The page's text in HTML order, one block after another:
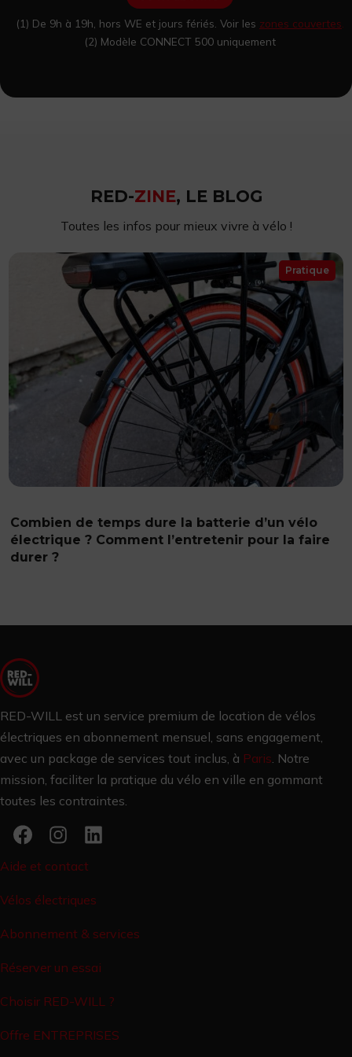
(1) De 9h à 19h, hors WE et jours fériés. Voir les zones couvertes
(2) Modèle CONNECT 500 uniquement
RED-ZINE, LE BLOG
Toutes les infos pour mieux vivre à vélo !
Pratique
Combien de temps dure la batterie d’un vélo
électrique ? Comment l’entretenir pour la faire
durer ?
RED-WILL est un service premium de location de vélos
électriques en abonnement mensuel, sans engagement,
avec un package de services tout inclus, à Paris Notre
mission, faciliter la pratique du vélo en ville en gommant
toutes les contraintes.
Aide et contact
Vélos électriques
Abonnement & services
Réserver un essai
Choisir RED-WILL ?
Offre ENTREPRISES